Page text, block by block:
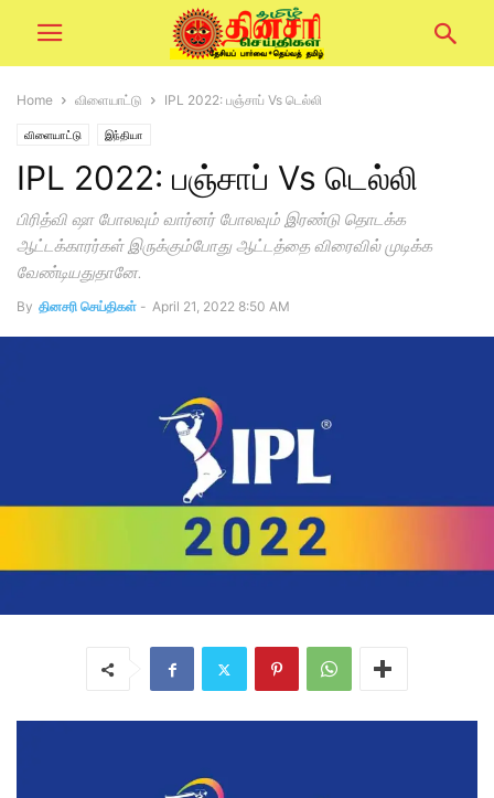
Home விளையாட்டு IPL 2022: பஞ்சாப் Vs டெல்லி
விளையாட்டு இந்தியா
IPL 2022: பஞ்சாப் Vs டெல்லி
பிரித்வி ஷா போலவும் வார்னர் போலவும் இரண்டு தொடக்க
ஆட்டக்காரர்கள் இருக்கும்போது ஆட்டத்தை விரைவில் முடிக்க
வேண்டியதுதானே.
By தினசரி செய்திகள் - April 21, 2022 8:50 AM